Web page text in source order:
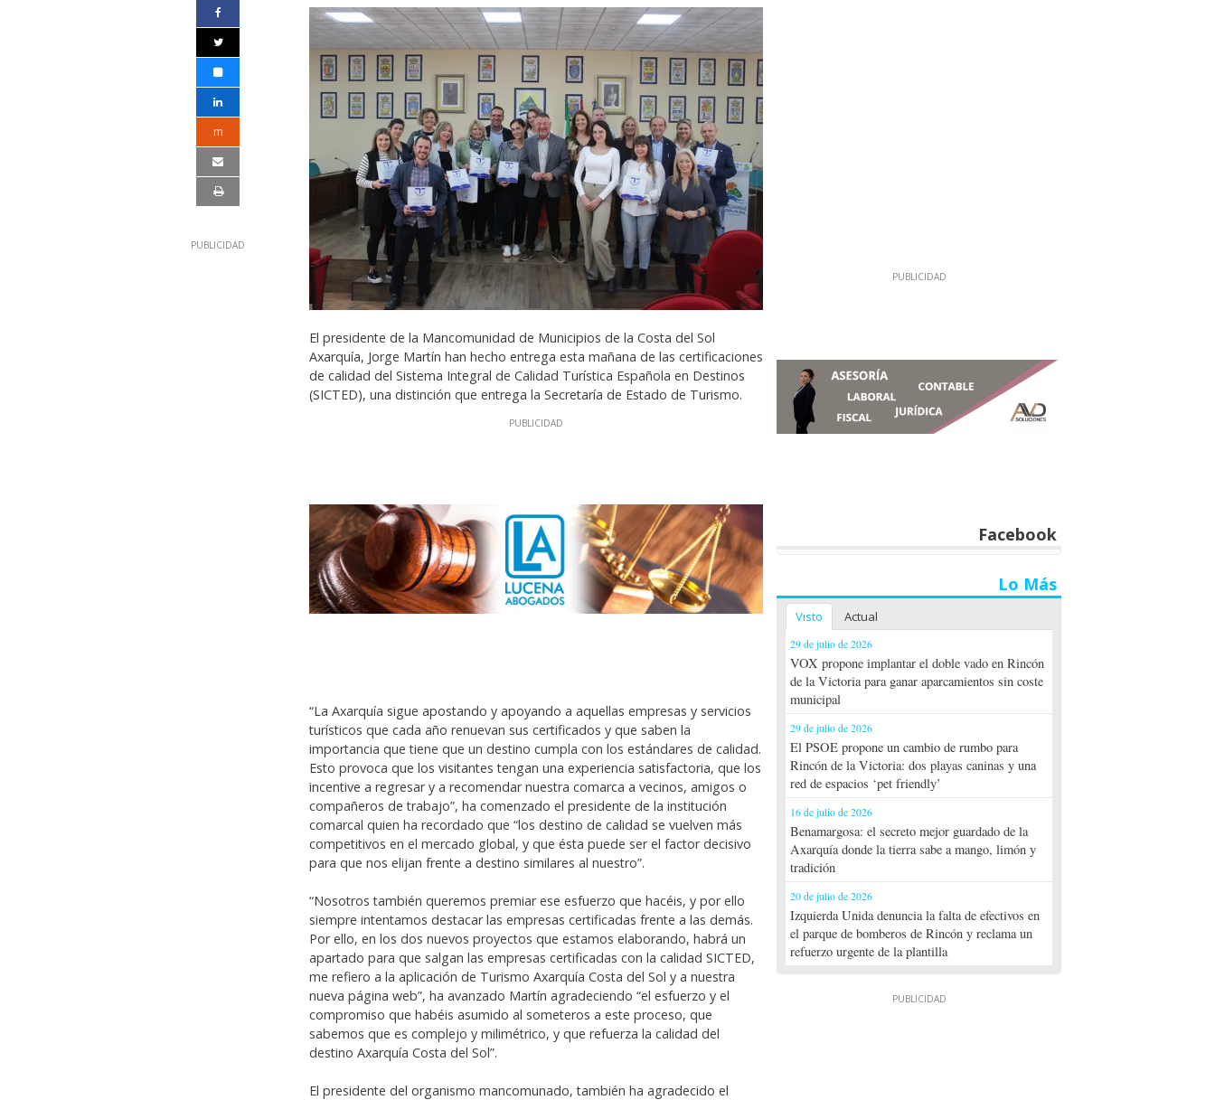
m
El presidente de la Mancomunidad de Municipios de la Costa del Sol
Axarquía, Jorge Martín han hecho entrega esta mañana de las certificaciones
de calidad del Sistema Integral de Calidad Turística Española en Destinos
(SICTED), una distinción que entrega la Secretaría de Estado de Turismo.
“La Axarquía sigue apostando y apoyando a aquellas empresas y servicios
turísticos que cada año renuevan sus certificados y que saben la
importancia que tiene que un destino cumpla con los estándares de calidad.
Esto provoca que los visitantes tengan una experiencia satisfactoria, que los
incentive a regresar y a recomendar nuestra comarca a vecinos, amigos o
compañeros de trabajo”, ha comenzado el presidente de la institución
comarcal quien ha recordado que “los destino de calidad se vuelven más
competitivos en el mercado global, y que ésta puede ser el factor decisivo
para que nos elijan frente a destino similares al nuestro”.
“Nosotros también queremos premiar ese esfuerzo que hacéis, y por ello
siempre intentamos destacar las empresas certificadas frente a las demás.
Por ello, en los dos nuevos proyectos que estamos elaborando, habrá un
apartado para que salgan las empresas certificadas con la calidad SICTED,
me refiero a la aplicación de Turismo Axarquía Costa del Sol y a nuestra
nueva página web”, ha avanzado Martín agradeciendo “el esfuerzo y el
compromiso que habéis asumido al someteros a este proceso, que
sabemos que es complejo y milimétrico, y que refuerza la calidad del
destino Axarquía Costa del Sol”.
El presidente del organismo mancomunado, también ha agradecido el
Facebook
Lo Más
Visto Actual
29 de julio de 2026
VOX propone implantar el doble vado en Rincón
de la Victoria para ganar aparcamientos sin coste
municipal
29 de julio de 2026
El PSOE propone un cambio de rumbo para
Rincón de la Victoria: dos playas caninas y una
red de espacios ‘pet friendly’
16 de julio de 2026
Benamargosa: el secreto mejor guardado de la
Axarquía donde la tierra sabe a mango, limón y
tradición
20 de julio de 2026
Izquierda Unida denuncia la falta de efectivos en
el parque de bomberos de Rincón y reclama un
refuerzo urgente de la plantilla